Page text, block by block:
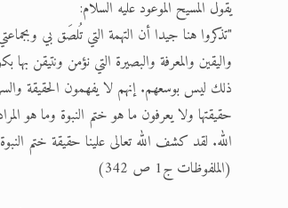
يقول المسيح الموعود عليه السلام:
"تذكروا هنا جيدا أن التهمة التي تُلصَق بي
واليقين والمعرفة والبصيرة التي نؤمن ونتيقن
ذلك ليس بوسعهم. إنهم لا يفهمون الحقيقة
حقيقتها ولا يعرفون ما هو ختم النبوة وما هو
الله. لقد كشف الله تعالى علينا حقيقة ختم
(الملفوظات ج1 ص 342)